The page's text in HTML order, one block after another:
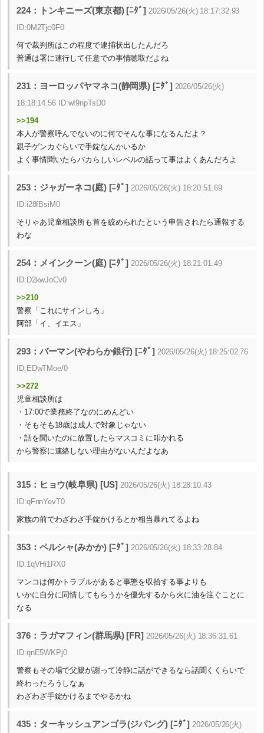
224：トンキニーズ(東京都) [ﾆﾀﾞ] 2026/05/26(火) 18:17:32.93
ID:0M2Tjc0F0
何で裁判所はこの程度で逮捕状出したんだろ
普通は署に連行して任意での事情聴取だよね
231：ヨーロッパヤマネコ(静岡県) [ﾆﾀﾞ] 2026/05/26(火)
18:18:14.56 ID:wI9npTsD0
>>194
本人が警察呼んでないのに何でそんな事になるんだよ？
親子ゲンカぐらいで手錠なんかいるか
よく事情聞いたらバカらしいレベルの話って事はよくあんだろよ
253：ジャガーネコ(庭) [ﾆﾀﾞ] 2026/05/26(火) 18:20:51.69
ID:i28fBsiM0
そりゃあ児童相談所も首を絞められたという申告されたら通報する
わな
254：メインクーン(庭) [ﾆﾀﾞ] 2026/05/26(火) 18:21:01.49
ID:D2kwJoCv0
>>210
警察「これにサインしろ」
阿部「イ、イエス」
293：バーマン(やわらか銀行) [ﾆﾀﾞ] 2026/05/26(火) 18:25:02.76
ID:EDwTMoe/0
>>272
児童相談所は
・17:00で業務終了なのにめんどい
・そもそも18歳は成人で対象じゃない
・話を聞いたのに放置したらマスコミに叩かれる
から警察に連絡しない理由がないんだよなあ
315：ヒョウ(岐阜県) [US] 2026/05/26(火) 18:28:10.43
ID:qFnnYevT0
家族の前でわざわざ手錠かけるとか相当暴れてるよね
353：ペルシャ(みかか) [ﾆﾀﾞ] 2026/05/26(火) 18:33:28.84
ID:1qVHi1RX0
マンコは何かトラブルがあると事態を収拾する事よりも
いかに自分に同情してもらうかを優先するから火に油を注ぐことに
なる
376：ラガマフィン(群馬県) [FR] 2026/05/26(火) 18:36:31.61
ID:qnE5WKPj0
警察もその場で父親が謝って冷静に話ができるなら話聞くくらいで
終わったろうしなぁ
わざわざ手錠かけるまでやるかね
435：ターキッシュアンゴラ(ジパング) [ﾆﾀﾞ] 2026/05/26(火)